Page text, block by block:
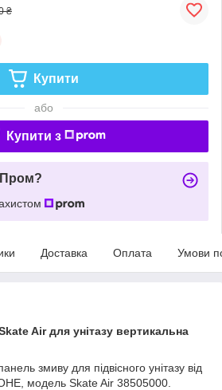
₴
Купити
або
Купити з
Пром?
Доставка Оплата Умови
Air для унітазу вертикальна
змиву для підвісного унітазу від
модель Skate Air 38505000.